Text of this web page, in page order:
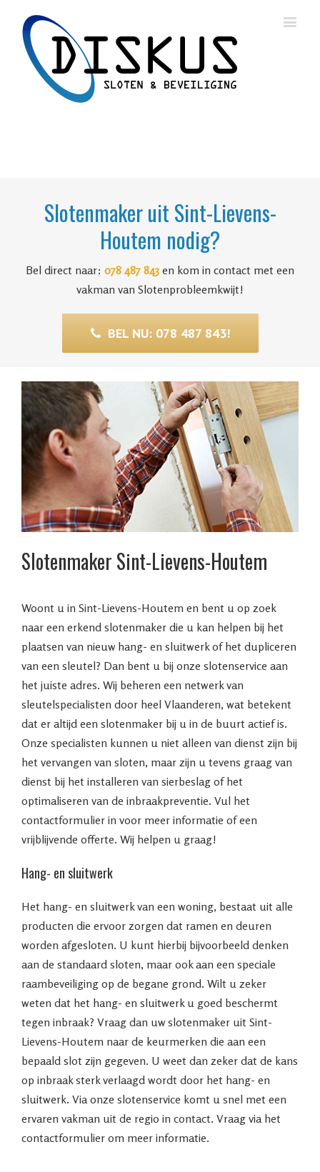
Slotenmaker uit Sint-Lievens-
Houtem nodig?
Bel direct naar: 078 487 843 en kom in contact met een
vakman van Slotenprobleemkwijt!
BEL NU: 078 487 843!
Slotenmaker Sint-Lievens-Houtem
Woont u in Sint-Lievens-Houtem en bent u op zoek
naar een erkend slotenmaker die u kan helpen bij het
plaatsen van nieuw hang- en sluitwerk of het dupliceren
van een sleutel? Dan bent u bij onze slotenservice aan
het juiste adres. Wij beheren een netwerk van
sleutelspecialisten door heel Vlaanderen, wat betekent
dat er altijd een slotenmaker bij u in de buurt actief is.
Onze specialisten kunnen u niet alleen van dienst zijn bij
het vervangen van sloten, maar zijn u tevens graag van
dienst bij het installeren van sierbeslag of het
optimaliseren van de inbraakpreventie. Vul het
contactformulier in voor meer informatie of een
vrijblijvende offerte. Wij helpen u graag!
Hang- en sluitwerk
Het hang- en sluitwerk van een woning, bestaat uit alle
producten die ervoor zorgen dat ramen en deuren
worden afgesloten. U kunt hierbij bijvoorbeeld denken
aan de standaard sloten, maar ook aan een speciale
raambeveiliging op de begane grond. Wilt u zeker
weten dat het hang- en sluitwerk u goed beschermt
tegen inbraak? Vraag dan uw slotenmaker uit Sint-
Lievens-Houtem naar de keurmerken die aan een
bepaald slot zijn gegeven. U weet dan zeker dat de kans
op inbraak sterk verlaagd wordt door het hang- en
sluitwerk. Via onze slotenservice komt u snel met een
ervaren vakman uit de regio in contact. Vraag via het
contactformulier om meer informatie.